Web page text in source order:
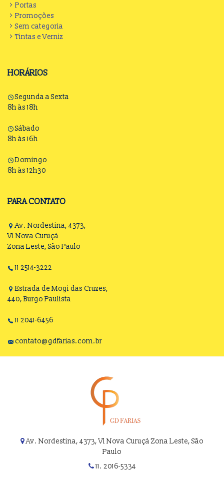
Portas
Promoções
Sem categoria
Tintas e Verniz
HORÁRIOS
Segunda a Sexta
8h às 18h
Sábado
8h às 16h
Domingo
8h às 12h30
PARA CONTATO
Av. Nordestina, 4373,
Vl Nova Curuçá
Zona Leste, São Paulo
11 2514-3222
Estrada de Mogi das Cruzes,
440, Burgo Paulista
11 2041-6456
contato@gdfarias.com.br
Av. Nordestina, 4373, Vl Nova Curuçá Zona Leste, São
Paulo
11. 2016-5334